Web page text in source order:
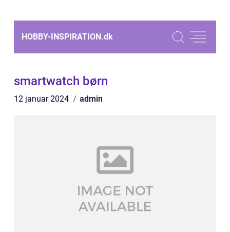
HOBBY-INSPIRATION.dk
smartwatch børn
12 januar 2024 admin